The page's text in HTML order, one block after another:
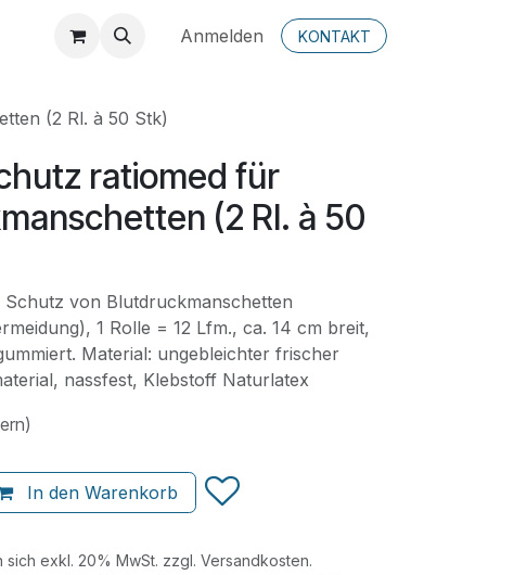
Anmelden KONTAKT
(2 Rl. à 50 Stk)
ratiomed für
(2 Rl. à 50
Schutz von Blutdruckmanschetten
1 Rolle = 12 Lfm., ca. 14 cm breit,
Material: ungebleichter frischer
nassfest, Klebstoff Naturlatex
In den Warenkorb
exkl. 20% MwSt. zzgl. Versandkosten.